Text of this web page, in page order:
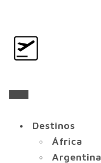
Destinos
África
Argentina